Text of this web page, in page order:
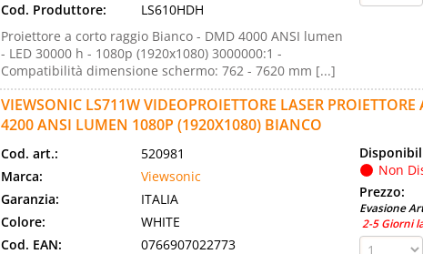
Cod. Produttore:
LS610HDH
Proiettore a corto raggio Bianco - DMD 4000 ANSI lumen
- LED 30000 h - 1080p (1920x1080) 3000000:1 -
Compatibilità dimensione schermo: 762 - 7620 mm [...]
VIEWSONIC LS711W VIDEOPROIETTORE LASER
4200 ANSI LUMEN 1080P (1920X1080) BIANCO
Cod. art.:
520981
Marca:
Viewsonic
Garanzia:
ITALIA
Colore:
WHITE
Cod. EAN:
0766907022773
Non
Prezzo:
Evasione
2-5 Giorni